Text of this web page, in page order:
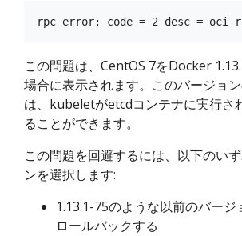
この問題は、CentOS 7をDocker
場合に表示されます。このバージョ
は、kubeletがetcdコンテナに実行さ
ることができます。
この問題を回避するには、以下のい
ンを選択します:
1.13.1-75のような以前のバー
ロールバックする